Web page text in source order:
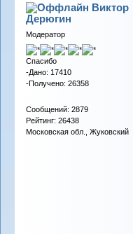
Виктор
Дерюгин
Модератор
Спасибо
-Дано: 17410
-Получено: 26358
Сообщений: 2879
Рейтинг: 26438
Московская обл., Жуковский